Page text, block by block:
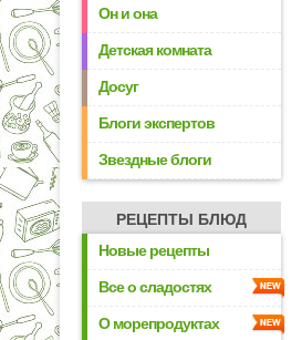
Он и она
Детская комната
Досуг
Блоги экспертов
Звездные блоги
РЕЦЕПТЫ БЛЮД
Новые рецепты
Все о сладостях
О морепродуктах